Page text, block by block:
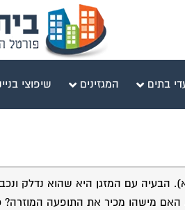
בתים המגזינים שיפוצי
לי מושג איזה דגם הוא). הבעיה עם המזגן היא
מישהו מכיר את התופעה